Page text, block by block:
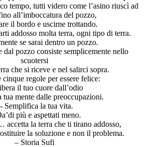
tempo, tutti videro come l’asino riuscì ad
all’imboccatura del pozzo,
il bordo e uscirne trottando.
addosso molta terra, ogni tipo di terra.
se sarai dentro un pozzo.
dal pozzo consiste semplicemente nello
scuotersi
che si riceve e nel salirci sopra.
regole per essere felice:
il tuo cuore dall’odio
tua mente dalle preoccupazioni.
Semplifica la tua vita.
più e aspettati meno.
accetta la terra che ti tirano addosso,
la soluzione e non il problema.
– Storia Sufi